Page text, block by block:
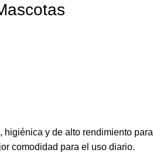
y de alto rendimiento
comodidad para el uso diario.